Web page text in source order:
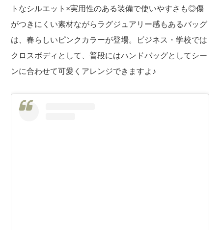
トなシルエット×実用性のある装備で使いやすさも◎傷
がつきにくい素材ながらラグジュアリー感もあるバッグ
は、春らしいピンクカラーが登場。ビジネス・学校では
クロスボディとして、普段にはハンドバッグとしてシー
ンに合わせて可愛くアレンジできますよ♪